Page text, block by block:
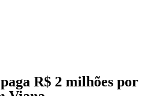
R$ 2 milhões por